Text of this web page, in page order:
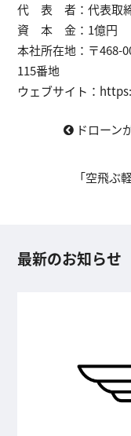
代 表 者：代表取締
資 本 金：1億円
本社所在地：〒468-
115番地
ウェブサイト：
ドローン
「空飛ぶ
最新のお知らせ